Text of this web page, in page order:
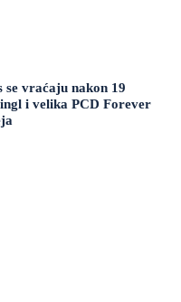
se vraćaju nakon 19
i velika PCD Forever